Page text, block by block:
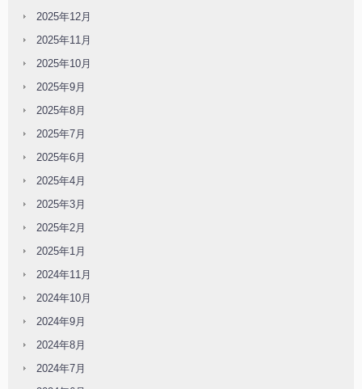
2025年12月
2025年11月
2025年10月
2025年9月
2025年8月
2025年7月
2025年6月
2025年4月
2025年3月
2025年2月
2025年1月
2024年11月
2024年10月
2024年9月
2024年8月
2024年7月